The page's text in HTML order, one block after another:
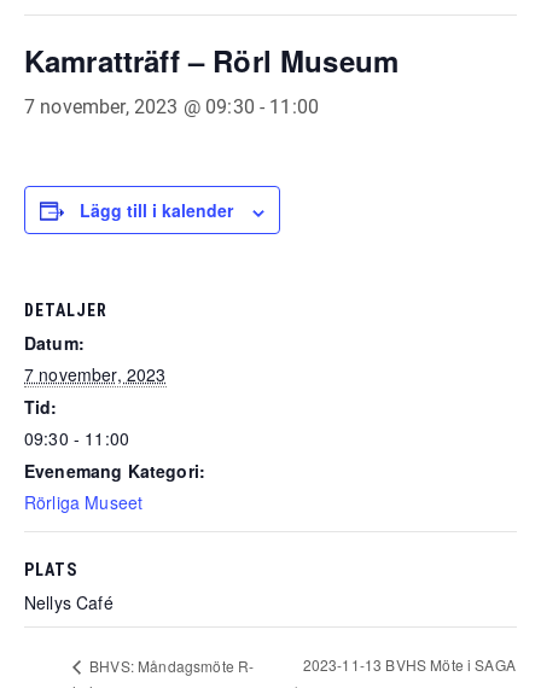
Kamratträff – Rörl Museum
7 november, 2023 @ 09:30 - 11:00
Lägg till i kalender
DETALJER
Datum:
7 november, 2023
Tid:
09:30 - 11:00
Evenemang Kategori:
Rörliga Museet
PLATS
Nellys Café
BHVS: Måndagsmöte R-
2023-11-13 BVHS Möte i SAGA